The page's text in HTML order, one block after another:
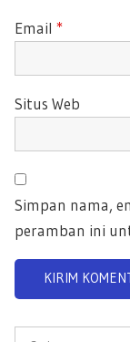
Email *
Situs Web
Simpan nama,
peramban ini